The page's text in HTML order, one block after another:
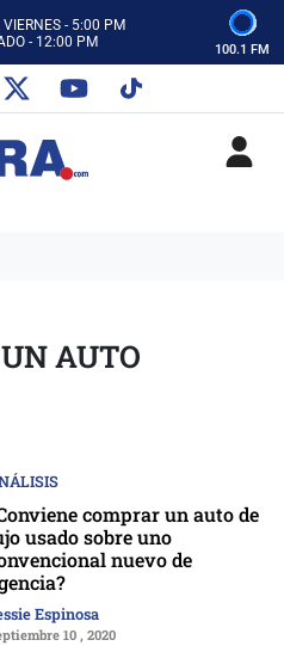
VIERNES - 5:00 PM
- 12:00 PM
LIRA Y SU EQUIPO
VIERNES - 5:00 PM
- 12:00 PM
100.1 FM
AUTO
comprar un auto de
usado sobre uno
nuevo de
Espinosa
10 , 2020